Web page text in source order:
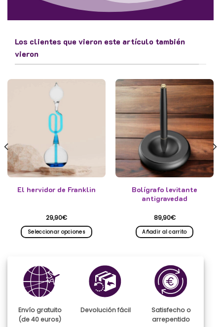
Los clientes que vieron este artículo también
vieron
El hervidor de Franklin
29,90€
Seleccionar opciones
variantes.
se
pueden
Bolígrafo levitante
antigravedad
89,90€
Añadir al carrito
Envío gratuito
(de 40 euros)
Devolución fácil
Satisfecho o
arrepentido